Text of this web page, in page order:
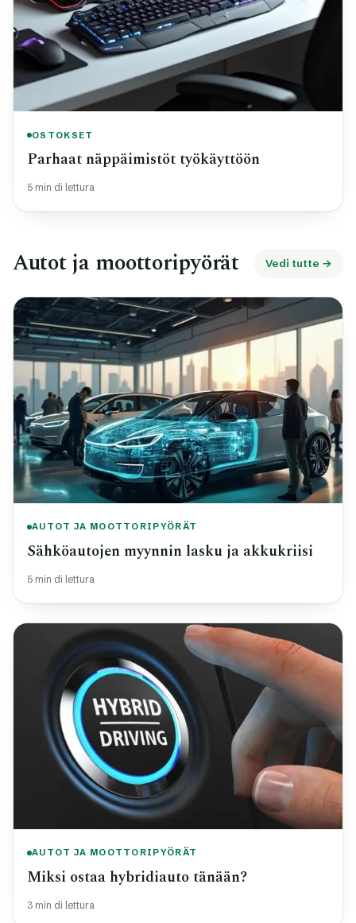
OSTOKSET
Parhaat näppäimistöt työkäyttöön
5 min di lettura
Autot ja moottoripyörät Vedi tutte →
AUTOT JA MOOTTORIPYÖRÄT
Sähköautojen myynnin lasku ja akkukriisi
5 min di lettura
AUTOT JA MOOTTORIPYÖRÄT
Miksi ostaa hybridiauto tänään?
3 min di lettura